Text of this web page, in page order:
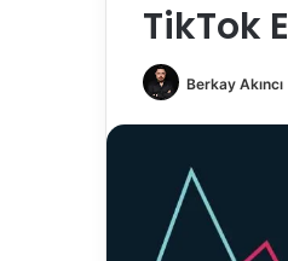
TikTok
Berkay Akıncı